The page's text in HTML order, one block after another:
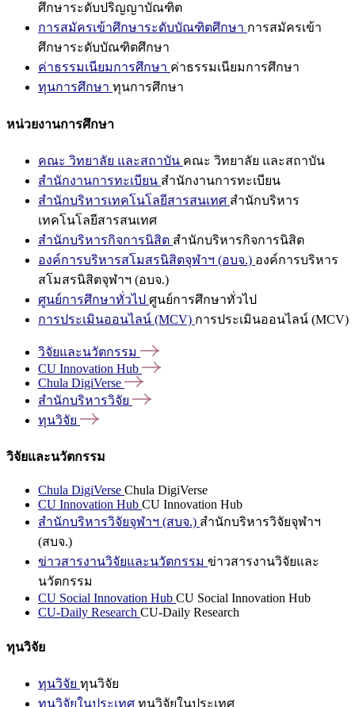
ศึกษาระดับปริญญาบัณฑิต
การสมัครเข้าศึกษาระดับบัณฑิตศึกษา การสมัครเข้า
ศึกษาระดับบัณฑิตศึกษา
ค่าธรรมเนียมการศึกษา ค่าธรรมเนียมการศึกษา
ทุนการศึกษา ทุนการศึกษา
หน่วยงานการศึกษา
คณะ วิทยาลัย และสถาบัน คณะ วิทยาลัย และสถาบัน
สำนักงานการทะเบียน สำนักงานการทะเบียน
สำนักบริหารเทคโนโลยีสารสนเทศ สำนักบริหาร
เทคโนโลยีสารสนเทศ
สำนักบริหารกิจการนิสิต สำนักบริหารกิจการนิสิต
องค์การบริหารสโมสรนิสิตจุฬาฯ (อบจ.) องค์การบริหาร
สโมสรนิสิตจุฬาฯ (อบจ.)
ศูนย์การศึกษาทั่วไป ศูนย์การศึกษาทั่วไป
การประเมินออนไลน์ (MCV) การประเมินออนไลน์ (MCV)
วิจัยและนวัตกรรม
CU Innovation Hub
Chula DigiVerse
สำนักบริหารวิจัย
ทุนวิจัย
วิจัยและนวัตกรรม
Chula DigiVerse Chula DigiVerse
CU Innovation Hub CU Innovation Hub
สำนักบริหารวิจัยจุฬาฯ (สบจ.) สำนักบริหารวิจัยจุฬาฯ
(สบจ.)
ข่าวสารงานวิจัยและนวัตกรรม ข่าวสารงานวิจัยและ
นวัตกรรม
CU Social Innovation Hub CU Social Innovation Hub
CU-Daily Research CU-Daily Research
ทุนวิจัย
ทุนวิจัย ทุนวิจัย
ทุนวิจัยในประเทศ ทุนวิจัยในประเทศ